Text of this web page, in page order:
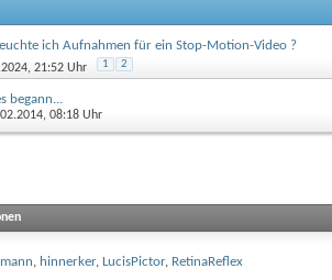
ich Aufnahmen für ein Stop-Motion-Video ?
21:52 Uhr 1 2
begann...
08:18 Uhr
, hinnerker, LucisPictor, RetinaReflex